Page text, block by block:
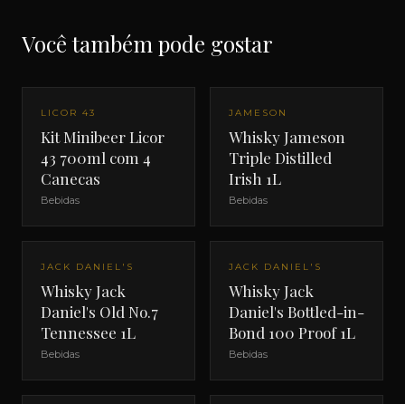
Você também pode gostar
LICOR 43
Kit Minibeer Licor
43 700ml com 4
Canecas
Bebidas
JAMESON
Whisky Jameson
Triple Distilled
Irish 1L
Bebidas
JACK DANIEL'S
Whisky Jack
Daniel's Old No.7
Tennessee 1L
Bebidas
JACK DANIEL'S
Whisky Jack
Daniel's Bottled-in-
Bond 100 Proof 1L
Bebidas